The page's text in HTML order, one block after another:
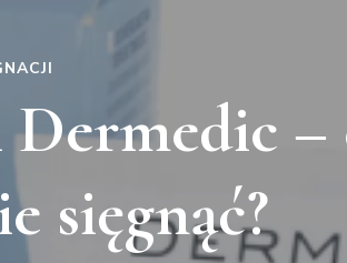
–
sięgnąć?